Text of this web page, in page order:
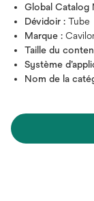
Global Catalog
Dévidoir : Tube
Marque :
Taille du
Système
Nom de la